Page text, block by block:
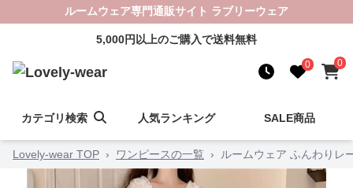
ルームウェア専門通販サイト ラブリーウェア
5,000円以上のご購入で送料無料
0 0
カテゴリ検索 人気ランキング SALE商品
Lovely-wear TOP › ワンピースの一覧 › ルームウェア ふんわりレ